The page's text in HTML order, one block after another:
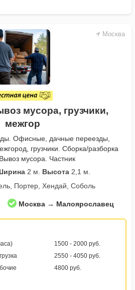
Москва
мусора, грузчики,
межгор
Офисные, дачные переезды,
грузчики. Сборка/разборка
мусора. Частник
2 м. Высота 2,1 м.
Портер, Хендай, Соболь
Москва → Малоярославец
1500 - 2000 руб.
2550 - 4050 руб.
4800 руб.